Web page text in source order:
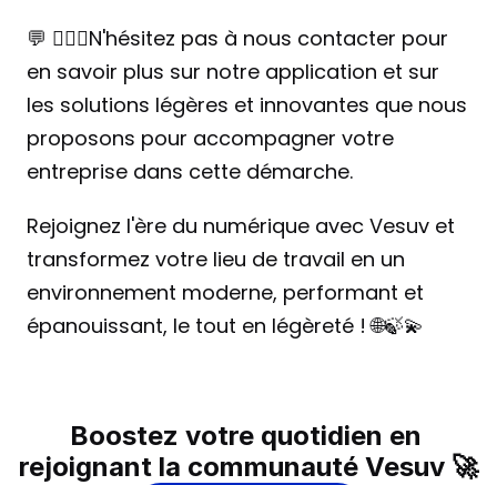
💬 🙋🏻‍♀️N'hésitez pas à nous contacter pour
en savoir plus sur notre application et sur
les solutions légères et innovantes que nous
proposons pour accompagner votre
entreprise dans cette démarche.
Rejoignez l'ère du numérique avec Vesuv et
transformez votre lieu de travail en un
environnement moderne, performant et
épanouissant, le tout en légèreté ! 🌐🍃💫
Boostez votre quotidien en
rejoignant la communauté Vesuv 🚀